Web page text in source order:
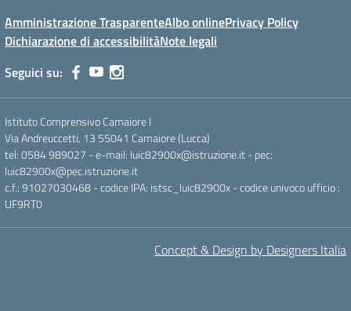
Amministrazione TrasparenteAlbo onlinePrivacy Policy
Dichiarazione di accessibilitàNote legali
Seguici su:
Istituto Comprensivo Camaiore I
Via Andreuccetti, 13 55041 Camaiore (Lucca)
tel: 0584 989027 - e-mail: luic82900x@istruzione.it - pec:
luic82900x@pec.istruzione.it
c.f.: 91027030468 - codice IPA: istsc_luic82900x - codice univoco ufficio :
UF9RT0
Concept & Design by Designers Italia